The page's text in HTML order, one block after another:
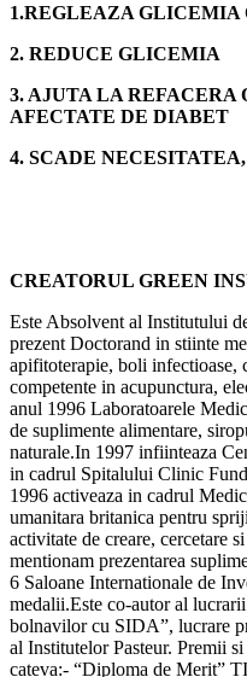
1.REGLEAZA GLICEMIA
2. REDUCE GLICEMIA
3. AJUTA LA REFACERA
AFECTATE DE DIABET
4. SCADE
CREATORUL GREEN
Este Absolvent al Institutului
prezent Doctorand in stiinte
apifitoterapie, boli infectioase,
competente in acupunctura,
anul 1996 Laboratoarele
de suplimente alimentare,
naturale.In 1997 infiinteaza
in cadrul Spitalului Clinic
1996 activeaza in cadrul
umanitara britanica pentru
activitate de creare, cercetare
mentionam prezentarea
6 Saloane Internationale de
medalii.Este co-autor al
bolnavilor cu SIDA”, lucrare
al Institutelor Pasteur. Premii
cateva:- “Diploma de Merit”